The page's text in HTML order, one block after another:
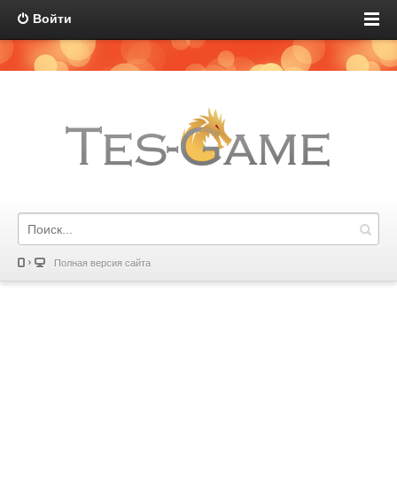
Войти
Полная версия сайта